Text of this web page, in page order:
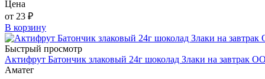
Цена
от 23 ₽
В корзину
Быстрый просмотр
Актифрут Батончик злаковый 24г шоколад Злаки на завтрак
Аматег